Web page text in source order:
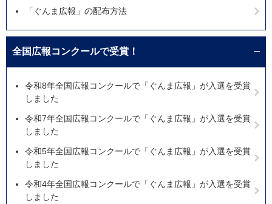
「ぐんま広報」の配布方法
全国広報コンクールで受賞！
令和8年全国広報コンクールで「ぐんま広報」が入選を受賞
しました
令和7年全国広報コンクールで「ぐんま広報」が入選を受賞
しました
令和5年全国広報コンクールで「ぐんま広報」が入選を受賞
しました
令和4年全国広報コンクールで「ぐんま広報」が入選を受賞
しました